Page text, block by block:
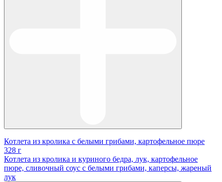
Котлета из кролика с белыми грибами, картофельное пюре
328 г
Котлета из кролика и куриного бедра, лук, картофельное
пюре, сливочный соус с белыми грибами, каперсы, жареный
лук